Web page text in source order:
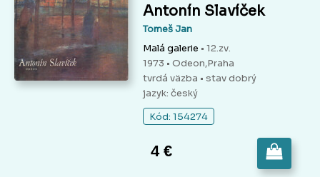
Antonín Slavíček
Tomeš Jan
Malá galerie • 12.zv.
1973 • Odeon,Praha
tvrdá väzba • stav dobrý
jazyk: český
Kód: 154274
4 €